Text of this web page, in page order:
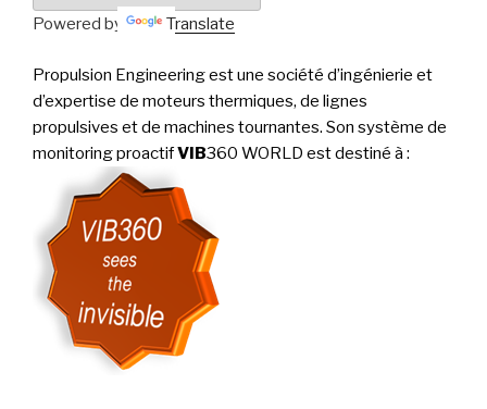
Powered by Translate
Propulsion Engineering est une société d’ingénierie et
d’expertise de moteurs thermiques, de lignes
propulsives et de machines tournantes. Son système de
monitoring proactifVIB360 WORLD est destiné à :